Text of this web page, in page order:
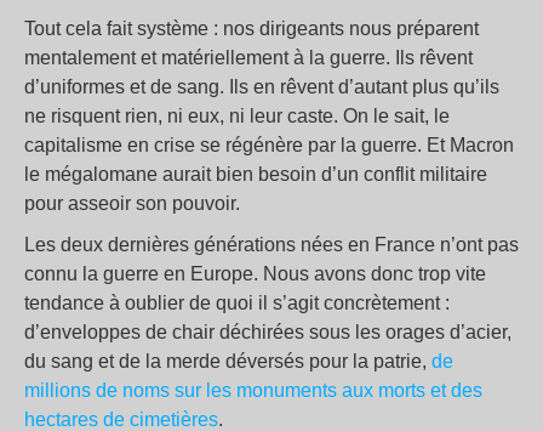
Tout cela fait système : nos dirigeants nous préparent
mentalement et matériellement à la guerre. Ils rêvent
d’uniformes et de sang. Ils en rêvent d’autant plus qu’ils
ne risquent rien, ni eux, ni leur caste. On le sait, le
capitalisme en crise se régénère par la guerre. Et Macron
le mégalomane aurait bien besoin d’un conflit militaire
pour asseoir son pouvoir.
Les deux dernières générations nées en France n’ont pas
connu la guerre en Europe. Nous avons donc trop vite
tendance à oublier de quoi il s’agit concrètement :
d’enveloppes de chair déchirées sous les orages d’acier,
du sang et de la merde déversés pour la patrie, de
millions de noms sur les monuments aux morts et des
hectares de cimetières.